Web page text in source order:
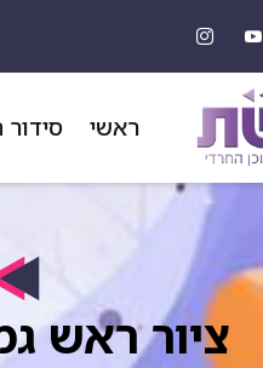
ראשי
ציור ראש